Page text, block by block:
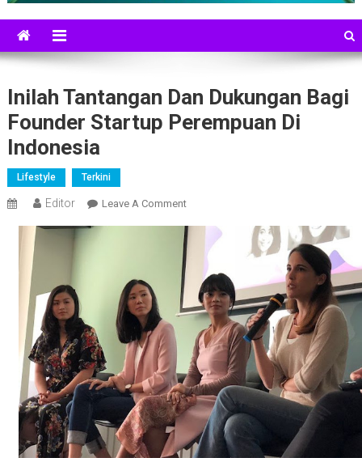
Inilah Tantangan Dan Dukungan Bagi
Founder Startup Perempuan Di
Indonesia
Lifestyle Terkini
Editor Leave A CommentOn
Tantangan
Dan
Dukungan
Bagi
Founder
Startup
Perempuan
Di
Indonesia